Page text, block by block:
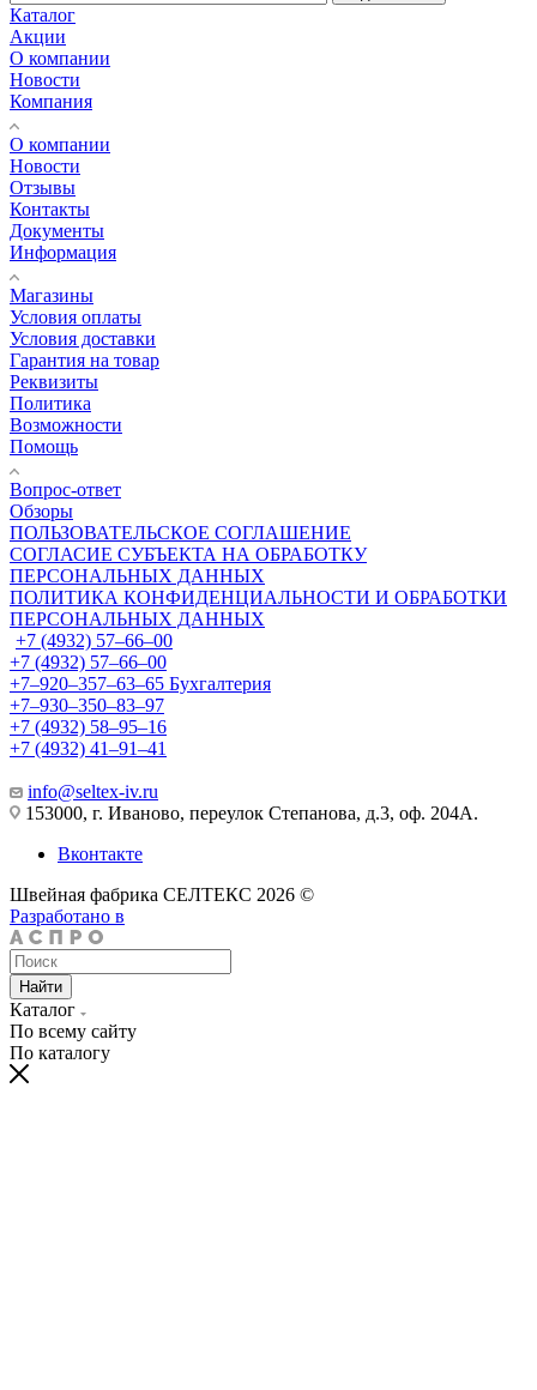
Каталог
Акции
О компании
Новости
Компания
О компании
Новости
Отзывы
Контакты
Документы
Информация
Магазины
Условия оплаты
Условия доставки
Гарантия на товар
Реквизиты
Политика
Возможности
Помощь
Вопрос-ответ
Обзоры
ПОЛЬЗОВАТЕЛЬСКОЕ СОГЛАШЕНИЕ
СОГЛАСИЕ СУБЪЕКТА НА ОБРАБОТКУ
ПЕРСОНАЛЬНЫХ ДАННЫХ
ПОЛИТИКА КОНФИДЕНЦИАЛЬНОСТИ И ОБРАБОТКИ
ПЕРСОНАЛЬНЫХ ДАННЫХ
+7 (4932) 57‒66‒00
+7 (4932) 57‒66‒00
+7‒920‒357‒63‒65 Бухгалтерия
+7‒930‒350‒83‒97
+7 (4932) 58‒95‒16
+7 (4932) 41‒91‒41
info@seltex-iv.ru
153000, г. Иваново, переулок Степанова, д.3, оф. 204А.
Вконтакте
Швейная фабрика СЕЛТЕКС 2026 ©
Разработано в
Найти
Каталог
По всему сайту
По каталогу